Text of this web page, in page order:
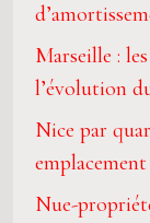
Marseille :
l’évolution
Nice par
Nue-